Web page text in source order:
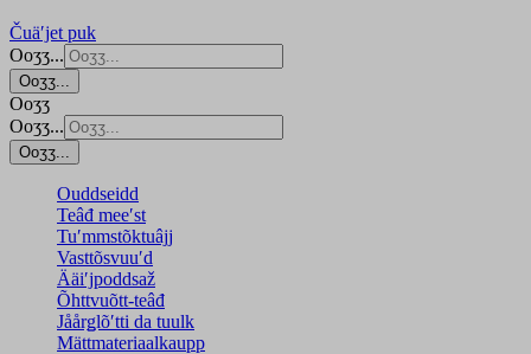
Čuäʹjet puk
Ooʒʒ...
Ooʒʒ...
Ooʒʒ
Ooʒʒ...
Ooʒʒ...
Ouddseidd
Teâđ meeʹst
Tuʹmmstõktuâjj
Vasttõsvuuʹd
Ääiʹjpoddsaž
Õhttvuõtt-teâđ
Jåårǥlõʹtti da tuulk
Mättmateriaalkaupp